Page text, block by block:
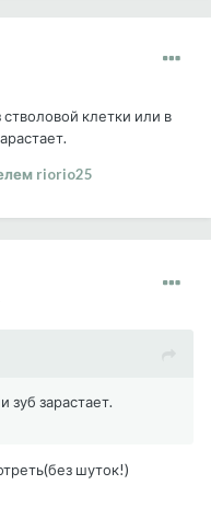
клетки или в
riorio25
зуб зарастает.
шуток!)